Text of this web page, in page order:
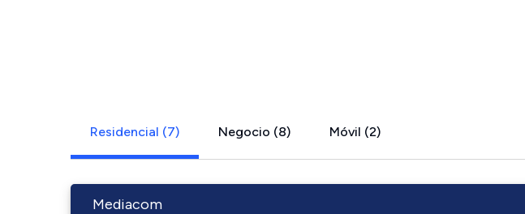
Residencial (7) Negocio (8) Móvil (2)
Mediacom